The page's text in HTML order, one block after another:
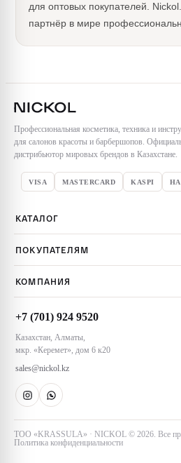
для оптовых покупателей.
партнёр в мире
Профессиональная косметика, техника и
для салонов красоты и барбершопов.
дистрибьютор мировых брендов в Казахстане.
VISA MASTERCARD KASPI
КАТАЛОГ
Уход за волосами
Техника и инструменты
Акции
ПОКУПАТЕЛЯМ
КОМПАНИЯ
Контакты
Магазины NICKOL
Тараз
+7 (701) 924 9520
Казахстан, Алматы,
мкр. «Керемет», дом 6 к20
sales@nickol.kz
ТОО «KRASSULA» · NICKOL © 2026. Все
Политика конфиденциальности